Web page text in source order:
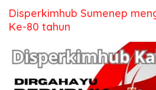
Disperkimhub Sumenep
Ke-80 tahun